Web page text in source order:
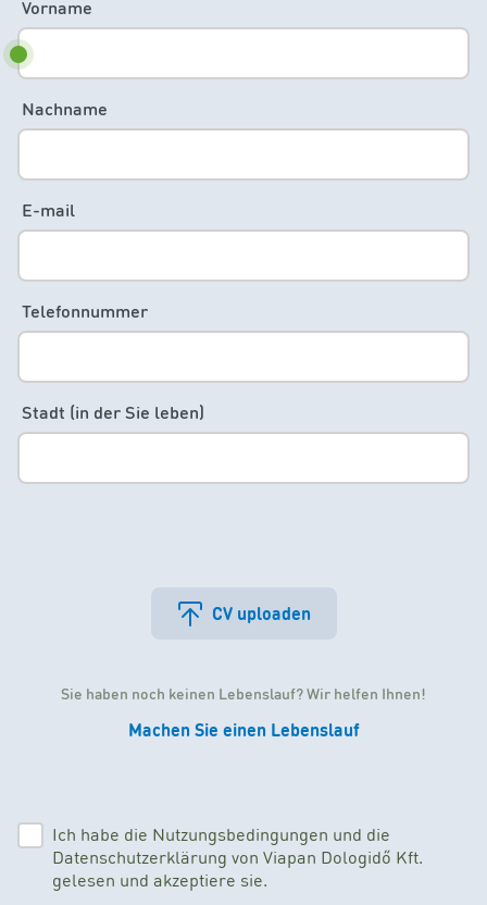
Nachname
Vorname
E-mail
Telefonnummer
Stadt (in der Sie leben)
CV uploaden
Sie haben noch keinen Lebenslauf? Wir helfen Ihnen!
Machen Sie einen Lebenslauf
Ich habe die Nutzungsbedingungen und die
Datenschutzerklärung von Viapan Dologidő Kft.
gelesen und akzeptiere sie.